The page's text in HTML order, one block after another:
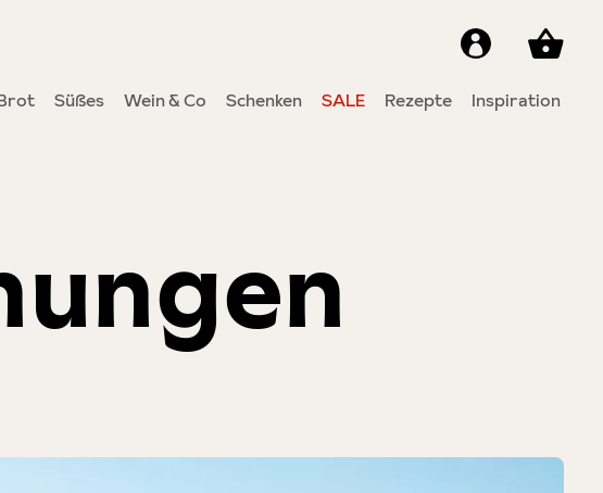
Süßes Wein & Co Schenken SALE Rezepte Inspiration